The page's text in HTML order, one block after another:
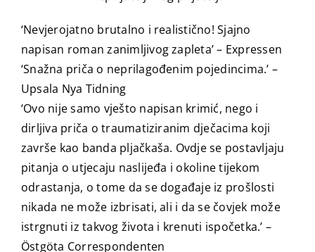
‘Nevjerojatno brutalno i realistično! Sjajno
napisan roman zanimljivog zapleta’ – Expressen
‘Snažna priča o neprilagođenim pojedincima.’ –
Upsala Nya Tidning
‘Ovo nije samo vješto napisan krimić, nego i
dirljiva priča o traumatiziranim dječacima koji
završe kao banda pljačkaša. Ovdje se postavljaju
pitanja o utjecaju naslijeđa i okoline tijekom
odrastanja, o tome da se događaje iz prošlosti
nikada ne može izbrisati, ali i da se čovjek može
istrgnuti iz takvog života i krenuti ispočetka.’ –
Östgöta Correspondenten